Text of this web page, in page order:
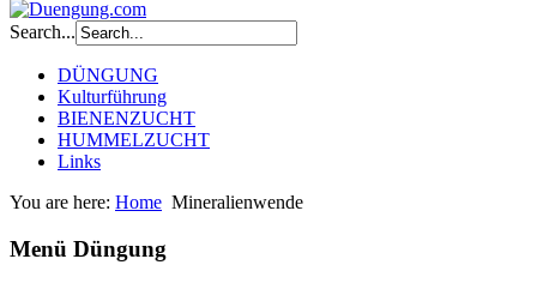
Search...
DÜNGUNG
Kulturführung
BIENENZUCHT
HUMMELZUCHT
Links
You are here: Home Mineralienwende
Menü Düngung